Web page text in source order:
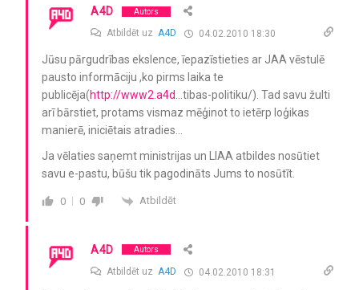
A4D Autors
Atbildēt uz A4D 04.02.2010 18:30
Jūsu pārgudrības ekslence, īepazīstieties ar JAA vēstulē
pausto informāciju ,ko pirms laika te
publicēja(http://www2.a4d
…tibas-politiku/). Tad savu žulti
arī bārstiet, protams vismaz mēģinot to ietērp loģikas
manierē, iniciētais atradies…
Ja vēlaties saņemt ministrijas un LIAA atbildes nosūtiet
savu e-pastu, būšu tik pagodināts Jums to nosūtīt.
0 0 Atbildēt
A4D Autors
Atbildēt uz A4D 04.02.2010 18:31